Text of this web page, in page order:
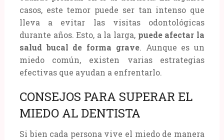
casos, este temor puede ser tan intenso que
lleva a evitar las visitas odontológicas
durante años. Esto, a la larga, puede afectar la
salud bucal de forma grave. Aunque es un
miedo común, existen varias estrategias
efectivas que ayudan a enfrentarlo.
CONSEJOS PARA SUPERAR EL
MIEDO AL DENTISTA
Si bien cada persona vive el miedo de manera